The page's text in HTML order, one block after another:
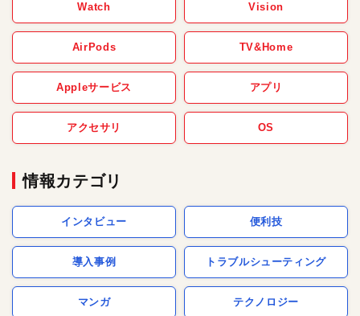
Watch Vision
AirPods TV&Home
Appleサービス アプリ
アクセサリ OS
情報カテゴリ
インタビュー 便利技
導入事例 トラブルシューティング
マンガ テクノロジー